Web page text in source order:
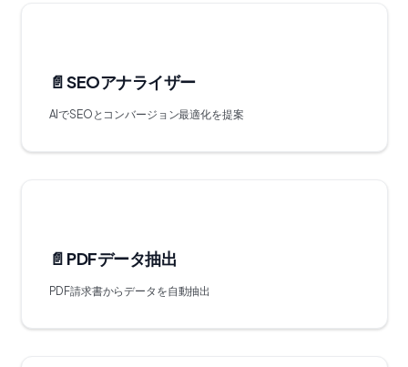
📄️SEOアナライザー
AIでSEOとコンバージョン最適化を提案
📄️ PDFデータ抽出
PDF請求書からデータを自動抽出